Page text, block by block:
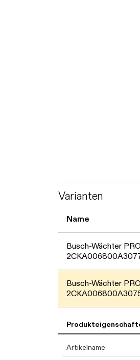
Varianten
Name
Busch-Wächter
Busch-Wächter
Artikelname